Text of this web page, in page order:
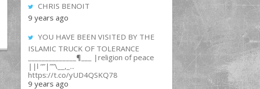
CHRIS BENOIT
9 years ago
YOU HAVE BEEN VISITED BY THE
ISLAMIC TRUCK OF TOLERANCE
______________¶___ |religion of peace
||l “”|””\__,_...
https://t.co/yUD4QSKQ78
9 years ago